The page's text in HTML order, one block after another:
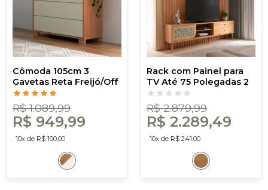
Cômoda 105cm 3
Gavetas Reta Freijó/Off
White - Dalla Costa
R$ 1.089,99
R$ 949,99
10x de R$ 100,00
Rack com Painel para
TV Até 75 Polegadas 2
Gavetas 1 Porta com
Led Ripado Freijó -
Dalla Costa
R$ 2.879,99
R$ 2.289,49
10x de R$ 241,00